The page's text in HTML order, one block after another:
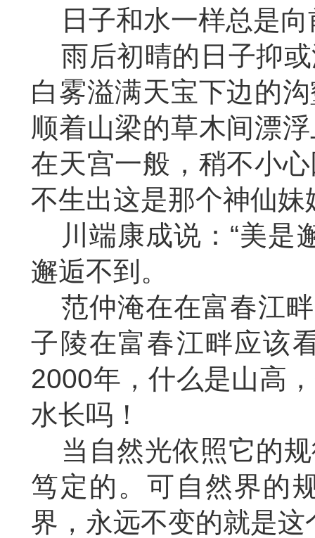
日子和水一样总是
雨后初晴的日子抑
白雾溢满天宝下边的
顺着山梁的草木间漂
在天宫一般，稍不小
不生出这是那个神仙妹
川端康成说： “美是
邂逅不到。
范仲淹在在富春江
子陵在富春江畔应该
2000年，什么是山高
水长吗！
当自然光依照它的
笃定的。可自然界的
界，永远不变的就是